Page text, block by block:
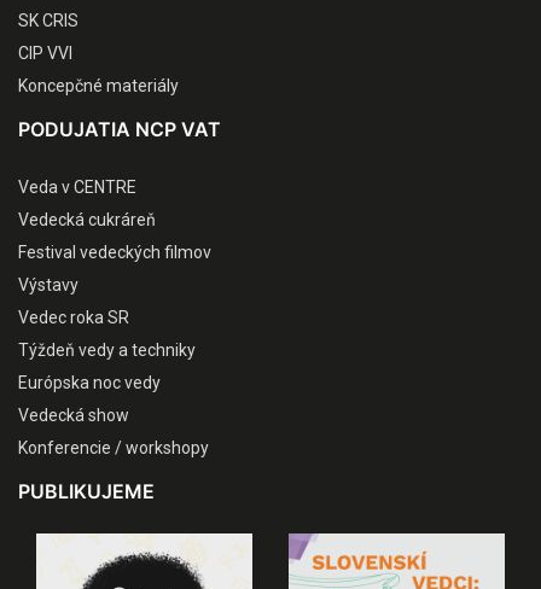
SK CRIS
CIP VVI
Koncepčné materiály
PODUJATIA NCP VAT
Veda v CENTRE
Vedecká cukráreň
Festival vedeckých filmov
Výstavy
Vedec roka SR
Týždeň vedy a techniky
Európska noc vedy
Vedecká show
Konferencie / workshopy
PUBLIKUJEME